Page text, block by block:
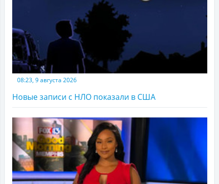
08:23, 9 августа 2026
Новые записи с НЛО показали в США